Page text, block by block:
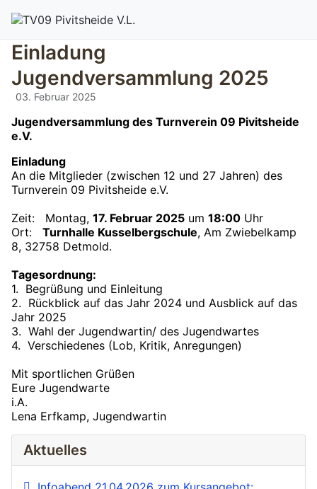
Einladung
Jugendversammlung 2025
03. Februar 2025
Jugendversammlung des Turnverein 09 Pivitsheide
e.V.
Einladung
An die Mitglieder (zwischen 12 und 27 Jahren) des
Turnverein 09 Pivitsheide e.V.
Zeit: Montag, 17. Februar 2025 um 18:00 Uhr
Ort: Turnhalle Kusselbergschule, Am Zwiebelkamp
8, 32758 Detmold.
Tagesordnung:
1. Begrüßung und Einleitung
2. Rückblick auf das Jahr 2024 und Ausblick auf das
Jahr 2025
3. Wahl der Jugendwartin/ des Jugendwartes
4. Verschiedenes (Lob, Kritik, Anregungen)
Mit sportlichen Grüßen
Eure Jugendwarte
i.A.
Lena Erfkamp, Jugendwartin
Aktuelles